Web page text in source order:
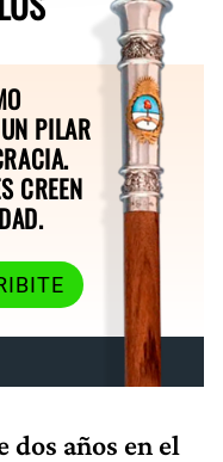
PILAR
CREEN
dos años en el